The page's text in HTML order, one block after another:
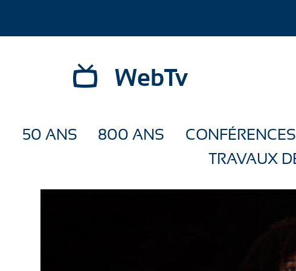
WebTv
50 ANS 800 ANS CONFÉRENCES
TRAVAUX